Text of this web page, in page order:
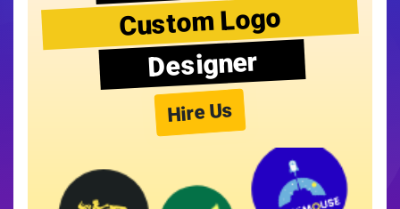
Custom Logo
Designer
Hire Us